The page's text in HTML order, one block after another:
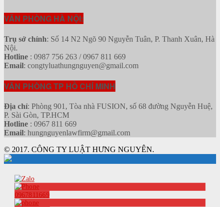
VĂN PHÒNG HÀ NỘI:
Trụ sở chính: Số 14 N2 Ngõ 90 Nguyễn Tuân, P. Thanh Xuân, Hà
Nội.
Hotline : 0987 756 263 / 0967 811 669
Email: congtyluathungnguyen@gmail.com
VĂN PHÒNG TP HỒ CHÍ MINH
Địa chỉ: Phòng 901, Tòa nhà FUSION, số 68 đường Nguyễn Huệ,
P. Sài Gòn, TP.HCM
Hotline : 0967 811 669
Email: hungnguyenlawfirm@gmail.com
© 2017. CÔNG TY LUẬT HƯNG NGUYÊN.
0967811669